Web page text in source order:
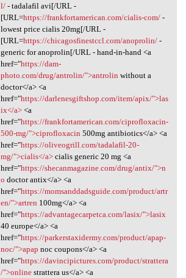
l/- tadalafil avi[/URL -
[URL=https://frankfortamerican.com/cialis-com/-
lowest price cialis 20mg[/URL -
[URL=https://chicagosfinestccl.com/anoprolin/-
generic for anoprolin[/URL - hand-in-hand <a
href="https://dam-
photo.com/drug/antrolin/">antrolin without a
doctor</a> <a
href="https://darlenesgiftshop.com/item/apix/">las
ix</a><a
href="https://frankfortamerican.com/ciprofloxacin-
500-mg/">ciprofloxacin 500mg antibiotics</a> <a
href="https://oliveogrill.com/tadalafil-20-
mg/">cialis</a>cialis generic 20 mg <a
href="https://shecanmagazine.com/drug/antix/">n
o doctor antix</a> <a
href="https://momsanddadsguide.com/product/artr
en/">artren 100mg</a> <a
href="https://advantagecarpetca.com/lasix/">lasix
40 europe</a> <a
href="https://parkerstaxidermy.com/product/apap-
noc/">apap noc coupons</a> <a
href="https://davincipictures.com/product/strattera
/">onlinestrattera us</a> <a